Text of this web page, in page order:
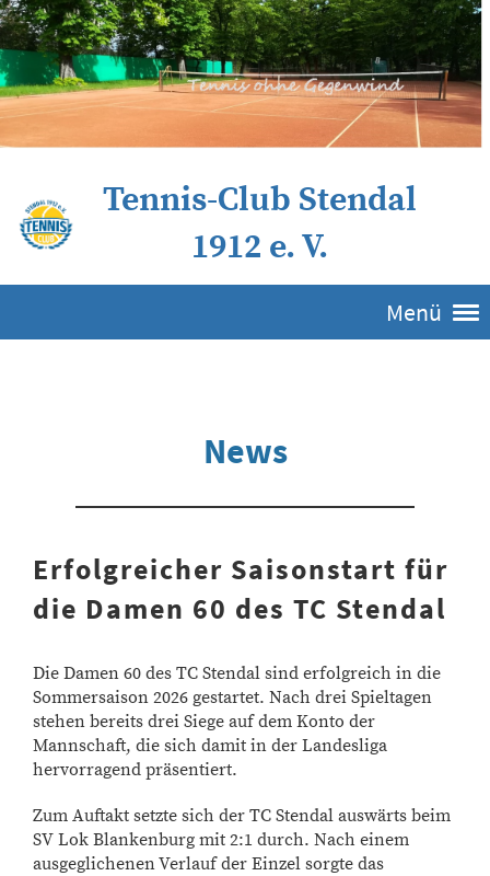
Tennis-Club Stendal
1912 e. V.
Menü
News
Erfolgreicher Saisonstart für
die Damen 60 des TC Stendal
Die Damen 60 des TC Stendal sind erfolgreich in die
Sommersaison 2026 gestartet. Nach drei Spieltagen
stehen bereits drei Siege auf dem Konto der
Mannschaft, die sich damit in der Landesliga
hervorragend präsentiert.
Zum Auftakt setzte sich der TC Stendal auswärts beim
SV Lok Blankenburg mit 2:1 durch. Nach einem
ausgeglichenen Verlauf der Einzel sorgte das